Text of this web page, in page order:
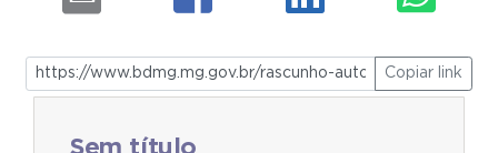
Copiar link
Sem título